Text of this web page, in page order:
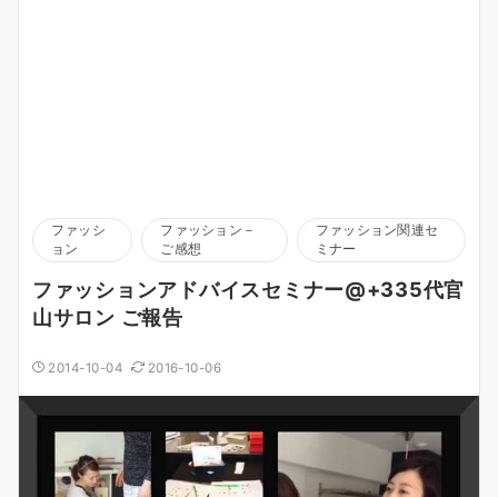
ファッシ
ョン
ファッション－
ご感想
ファッション関連セ
ミナー
ファッションアドバイスセミナー@+335代官
山サロン ご報告
2014-10-04 2016-10-06